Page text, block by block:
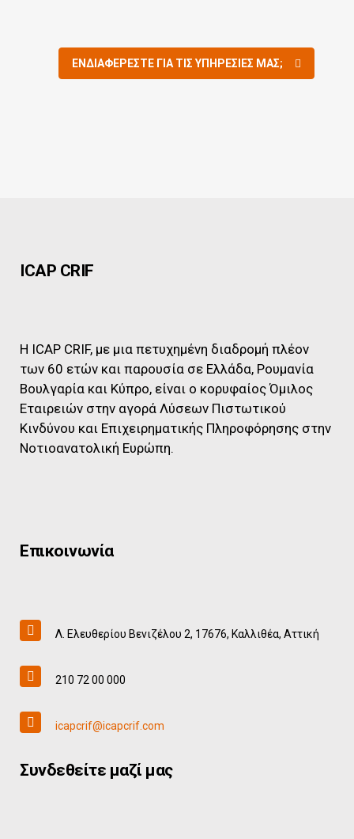
ΕΝΔΙΑΦΕΡΕΣΤΕ ΓΙΑ ΤΙΣ ΥΠΗΡΕΣΙΕΣ ΜΑΣ;
ICAP CRIF
Η ICAP CRIF, με μια πετυχημένη διαδρομή πλέον
των 60 ετών και παρουσία σε Ελλάδα, Ρουμανία
Βουλγαρία και Κύπρο, είναι ο κορυφαίος Όμιλος
Εταιρειών στην αγορά Λύσεων Πιστωτικού
Κινδύνου και Επιχειρηματικής Πληροφόρησης στην
Νοτιοανατολική Ευρώπη.
Επικοινωνία
Λ. Ελευθερίου Βενιζέλου 2, 17676, Καλλιθέα, Αττική
210 72 00 000
icapcrif@icapcrif.com
Συνδεθείτε μαζί μας